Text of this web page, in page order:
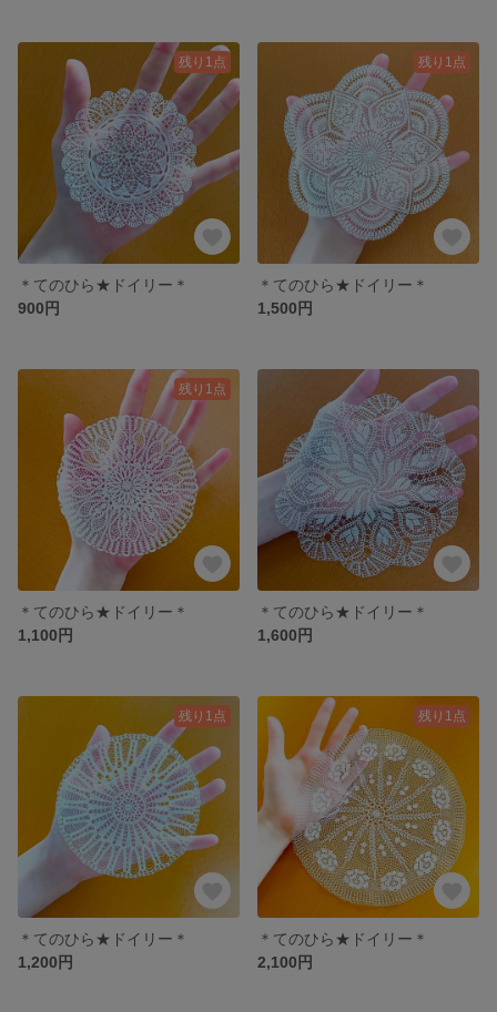
残り1点
＊てのひら★ドイリー＊
900円
残り1点
＊てのひら★ドイリー＊
1,500円
残り1点
＊てのひら★ドイリー＊
1,100円
＊てのひら★ドイリー＊
1,600円
残り1点
＊てのひら★ドイリー＊
1,200円
残り1点
＊てのひら★ドイリー＊
2,100円